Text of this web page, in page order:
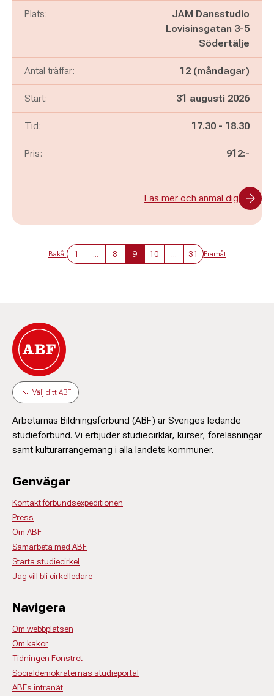
Plats:
JAM Dansstudio
Lovisinsgatan 3-5
Södertälje
Antal träffar: 12 (måndagar)
Start: 31 augusti 2026
Tid: Pågår mellan
17.30 - och
18.30
Pris: 912:-
Läs mer och anmäl dig
Bakåt 1 8 9 10 31 Framåt
Välj ditt ABF
Arbetarnas Bildningsförbund (ABF) är Sveriges ledande
studieförbund. Vi erbjuder studiecirklar, kurser, föreläsningar
samt kulturarrangemang i alla landets kommuner.
Genvägar
Kontakt förbundsexpeditionen
Press
Om ABF
Samarbeta med ABF
Starta studiecirkel
Jag vill bli cirkelledare
Navigera
Om webbplatsen
Om kakor
Tidningen Fönstret
Socialdemokraternas studieportal
ABFs intranät